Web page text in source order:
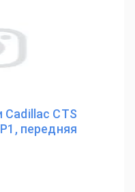
CTS
передняя